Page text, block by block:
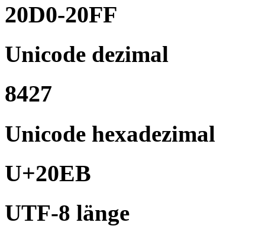
20D0-20FF
Unicode dezimal
8427
Unicode hexadezimal
U+20EB
UTF-8 länge